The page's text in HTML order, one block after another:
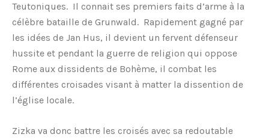
Teutoniques. Il connait ses premiers faits d’arme à la
célèbre bataille de Grunwald. Rapidement gagné par
les idées de Jan Hus, il devient un fervent défenseur
hussite et pendant la guerre de religion qui oppose
Rome aux dissidents de Bohème, il combat les
différentes croisades visant à matter la dissention de
l’église locale.
Zizka va donc battre les croisés avec sa redoutable